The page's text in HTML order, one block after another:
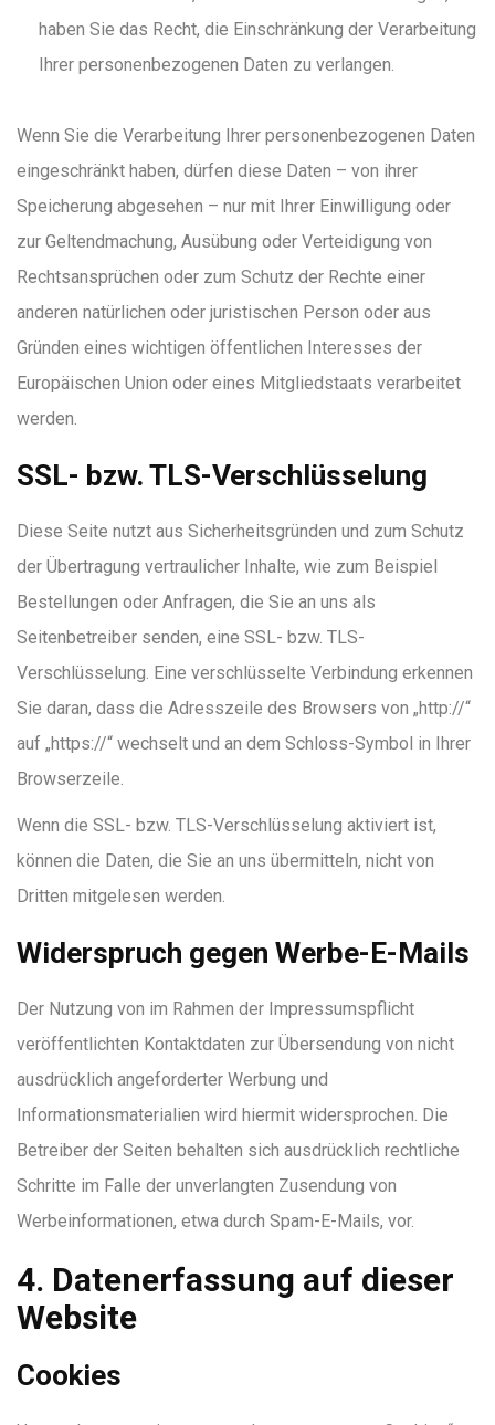
haben Sie das Recht, die Einschränkung der Verarbeitung
Ihrer personenbezogenen Daten zu verlangen.
Wenn Sie die Verarbeitung Ihrer personenbezogenen Daten
eingeschränkt haben, dürfen diese Daten – von ihrer
Speicherung abgesehen – nur mit Ihrer Einwilligung oder
zur Geltendmachung, Ausübung oder Verteidigung von
Rechtsansprüchen oder zum Schutz der Rechte einer
anderen natürlichen oder juristischen Person oder aus
Gründen eines wichtigen öffentlichen Interesses der
Europäischen Union oder eines Mitgliedstaats verarbeitet
werden.
SSL- bzw. TLS-Verschlüsselung
Diese Seite nutzt aus Sicherheitsgründen und zum Schutz
der Übertragung vertraulicher Inhalte, wie zum Beispiel
Bestellungen oder Anfragen, die Sie an uns als
Seitenbetreiber senden, eine SSL- bzw. TLS-
Verschlüsselung. Eine verschlüsselte Verbindung erkennen
Sie daran, dass die Adresszeile des Browsers von „http://“
auf „https://“ wechselt und an dem Schloss-Symbol in Ihrer
Browserzeile.
Wenn die SSL- bzw. TLS-Verschlüsselung aktiviert ist,
können die Daten, die Sie an uns übermitteln, nicht von
Dritten mitgelesen werden.
Widerspruch gegen Werbe-E-Mails
Der Nutzung von im Rahmen der Impressumspflicht
veröffentlichten Kontaktdaten zur Übersendung von nicht
ausdrücklich angeforderter Werbung und
Informationsmaterialien wird hiermit widersprochen. Die
Betreiber der Seiten behalten sich ausdrücklich rechtliche
Schritte im Falle der unverlangten Zusendung von
Werbeinformationen, etwa durch Spam-E-Mails, vor.
4. Datenerfassung auf dieser
Website
Cookies